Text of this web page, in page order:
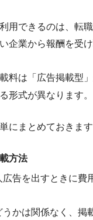
用できるのは、 転
企業から報酬を受
料は「 広告掲載型
形式が異なります。
にまとめておきます
方法
広告を出すときに費
かは関係なく、掲